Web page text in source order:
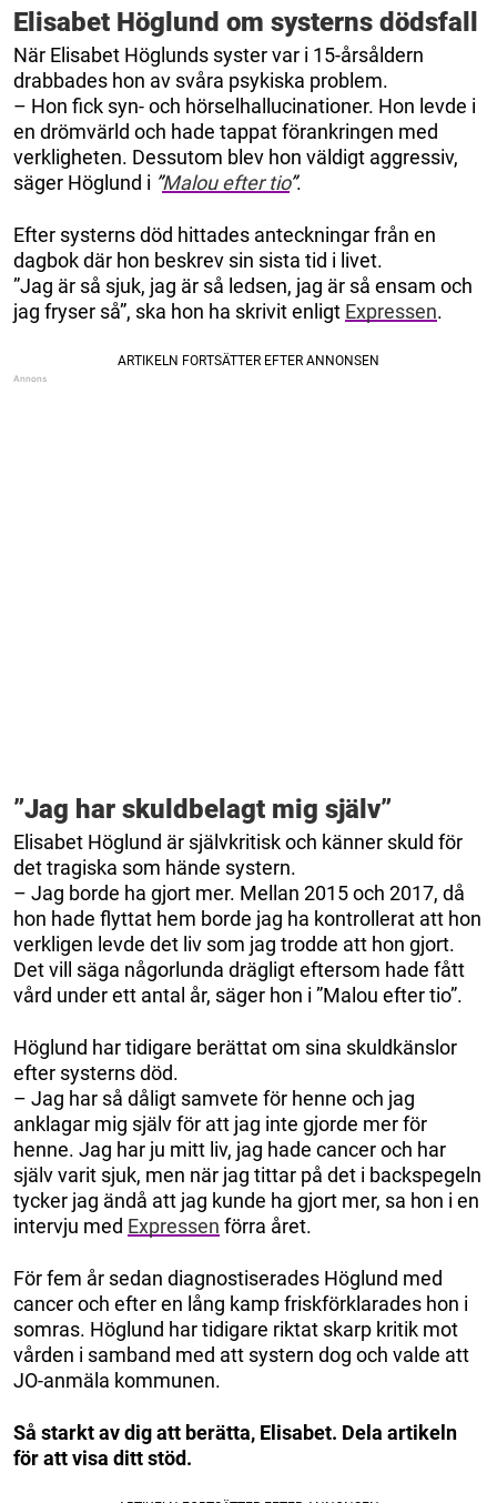
Elisabet Höglund om systerns dödsfall
När Elisabet Höglunds syster var i 15-årsåldern
drabbades hon av svåra psykiska problem.
– Hon fick syn- och hörselhallucinationer. Hon levde i
en drömvärld och hade tappat förankringen med
verkligheten. Dessutom blev hon väldigt aggressiv,
säger Höglund i ”Malou efter tio”.
Efter systerns död hittades anteckningar från en
dagbok där hon beskrev sin sista tid i livet.
”Jag är så sjuk, jag är så ledsen, jag är så ensam och
jag fryser så”, ska hon ha skrivit enligt Expressen.
”Jag har skuldbelagt mig själv”
Elisabet Höglund är självkritisk och känner skuld för
det tragiska som hände systern.
– Jag borde ha gjort mer. Mellan 2015 och 2017, då
hon hade flyttat hem borde jag ha kontrollerat att hon
verkligen levde det liv som jag trodde att hon gjort.
Det vill säga någorlunda drägligt eftersom hade fått
vård under ett antal år, säger hon i ”Malou efter tio”.
Höglund har tidigare berättat om sina skuldkänslor
efter systerns död.
– Jag har så dåligt samvete för henne och jag
anklagar mig själv för att jag inte gjorde mer för
henne. Jag har ju mitt liv, jag hade cancer och har
själv varit sjuk, men när jag tittar på det i backspegeln
tycker jag ändå att jag kunde ha gjort mer, sa hon i en
intervju med Expressen förra året.
För fem år sedan diagnostiserades Höglund med
cancer och efter en lång kamp friskförklarades hon i
somras. Höglund har tidigare riktat skarp kritik mot
vården i samband med att systern dog och valde att
JO-anmäla kommunen.
Så starkt av dig att berätta, Elisabet. Dela artikeln
för att visa ditt stöd.